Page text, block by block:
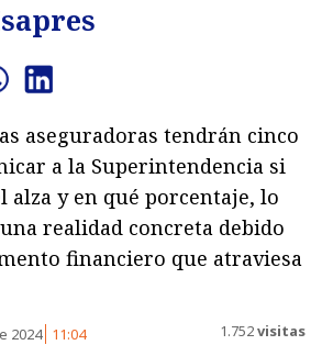
aseguradoras tendrán cinco
a la Superintendencia si
alza y en qué porcentaje, lo
realidad concreta debido
financiero que atraviesa
2024 11:04 1.752visitas